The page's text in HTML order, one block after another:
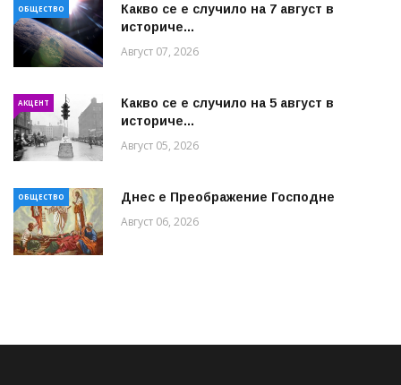
ОБЩЕСТВО
Какво се е случило на 7 август в
историче...
Август 07, 2026
АКЦЕНТ
Какво се е случило на 5 август в
историче...
Август 05, 2026
ОБЩЕСТВО Днес е Преображение Господне
Август 06, 2026